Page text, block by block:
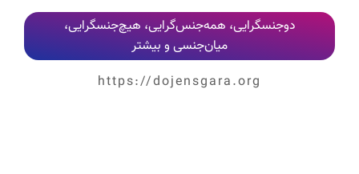
دوجنسگرایی، همه‌جنس‌گرایی، هیچ‌جنسگرایی،
میان‌جنسی و بیشتر
https://dojensgara.org